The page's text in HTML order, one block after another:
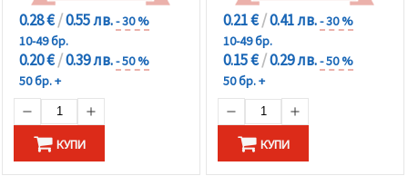
0.28 €/0.55 лв.- 30 %
10-49 бр.
0.20 €/0.39 лв.- 50 %
50 бр. +
КУПИ
0.21 €/0.41 лв.- 30 %
10-49 бр.
0.15 €/0.29 лв.- 50 %
50 бр. +
КУПИ